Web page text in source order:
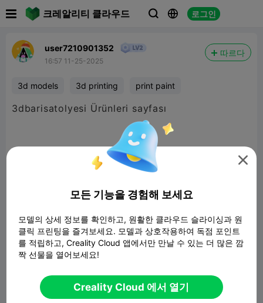
크레알리티 클라우드   로그인
user7210901352
16:57 11-25-2025
따르다
3d models 3d printing print paint
3dbarisatolyesi Ürünleri sayfası

모든 기능을 경험해 보세요
모델의 상세 정보를 확인하고, 원활한 클라우드 슬라이싱과 원
클릭 프린팅을 즐겨보세요. 모델과 상호작용하여 독점 포인트
를 적립하고, Creality Cloud 앱에서만 만날 수 있는 더 많은 깜
짝 선물을 열어보세요!
Creality Cloud 에서 열기